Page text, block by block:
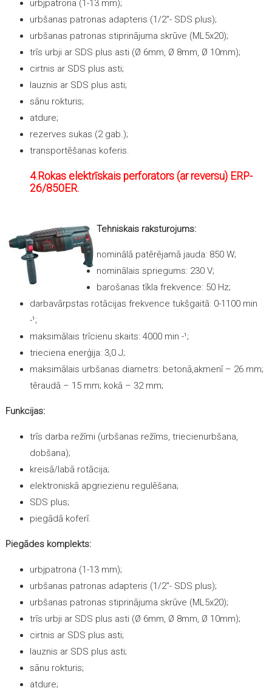
urbjpatrona (1-13 mm);
urbšanas patronas adapteris (1/2″- SDS plus);
urbšanas patronas stiprinājuma skrūve (ML5x20);
trīs urbji ar SDS plus asti (Ø 6mm, Ø 8mm, Ø 10mm);
cirtnis ar SDS plus asti;
lauznis ar SDS plus asti;
sānu rokturis;
atdure;
rezerves sukas (2 gab.);
transportēšanas koferis.
4.Rokas elektrīskais perforators (ar reversu) ERP-
26/850ER.
Tehniskais raksturojums:
nominālā patērējamā jauda: 850 W;
nominālais spriegums: 230 V;
barošanas tīkla frekvence: 50 Hz;
darbavārpstas rotācijas frekvence tukšgaitā: 0-1100 min
-¹;
maksimālais trīcienu skaits: 4000 min -¹;
trieciena enerģija: 3,0 J;
maksimālais urbšanas diametrs: betonā,akmenī – 26 mm;
tēraudā – 15 mm; kokā – 32 mm;
Funkcijas:
trīs darba režīmi (urbšanas režīms, triecienurbšana,
dobšana);
kreisā/labā rotācija;
elektroniskā apgriezienu regulēšana;
SDS plus;
piegādā koferī.
Piegādes komplekts:
urbjpatrona (1-13 mm);
urbšanas patronas adapteris (1/2″- SDS plus);
urbšanas patronas stiprinājuma skrūve (ML5x20);
trīs urbji ar SDS plus asti (Ø 6mm, Ø 8mm, Ø 10mm);
cirtnis ar SDS plus asti;
lauznis ar SDS plus asti;
sānu rokturis;
atdure;